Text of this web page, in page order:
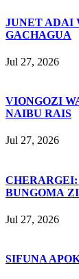
JUNET ADAI
GACHAGUA
Jul 27, 2026
VIONGOZI
NAIBU RAIS
Jul 27, 2026
BUNGOMA
Jul 27, 2026
SIFUNA